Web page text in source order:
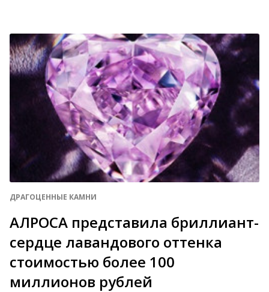
ДРАГОЦЕННЫЕ КАМНИ
АЛРОСА представила бриллиант-
сердце лавандового оттенка
стоимостью более 100
миллионов рублей